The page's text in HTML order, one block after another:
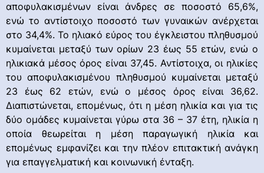
αποφυλακισμένων είναι άνδρες σε ποσοστό 65,6%,
ενώ το αντίστοιχο ποσοστό των γυναικών ανέρχεται
στο 34,4%. Το ηλιακό εύρος του έγκλειστου πληθυσμού
κυμαίνεται μεταξύ των ορίων 23 έως 55 ετών, ενώ ο
ηλικιακά μέσος όρος είναι 37,45. Αντίστοιχα, οι ηλικίες
του αποφυλακισμένου πληθυσμού κυμαίνεται μεταξύ
23 έως 62 ετών, ενώ ο μέσος όρος είναι 36,62.
Διαπιστώνεται, επομένως, ότι η μέση ηλικία και για τις
δύο ομάδες κυμαίνεται γύρω στα 36 – 37 έτη, ηλικία η
οποία θεωρείται η μέση παραγωγική ηλικία και
επομένως εμφανίζει και την πλέον επιτακτική ανάγκη
για επαγγελματική και κοινωνική ένταξη.